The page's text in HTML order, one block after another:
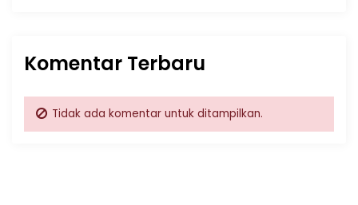
Komentar Terbaru
Tidak ada komentar untuk ditampilkan.